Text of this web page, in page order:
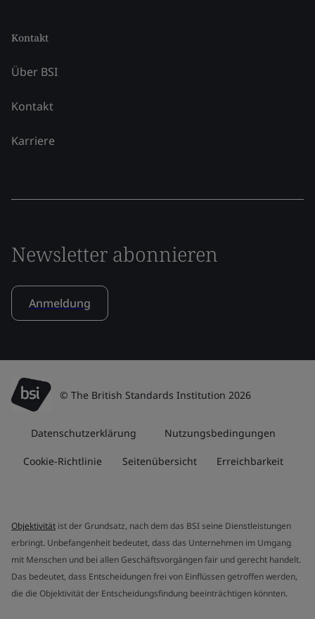
Kontakt
Über BSI
Kontakt
Karriere
Newsletter abonnieren
Anmeldung
© The British Standards Institution 2026
Datenschutzerklärung Nutzungsbedingungen
Cookie-Richtlinie Seitenübersicht Erreichbarkeit
Objektivität ist der Grundsatz, nach dem das BSI seine Dienstleistungen
erbringt. Unbefangenheit bedeutet, dass das Unternehmen im Umgang
mit Menschen und bei allen Geschäftsvorgängen fair und gerecht handelt.
Das bedeutet, dass Entscheidungen frei von Einflüssen getroffen werden,
die die Objektivität der Entscheidungsfindung beeinträchtigen könnten.